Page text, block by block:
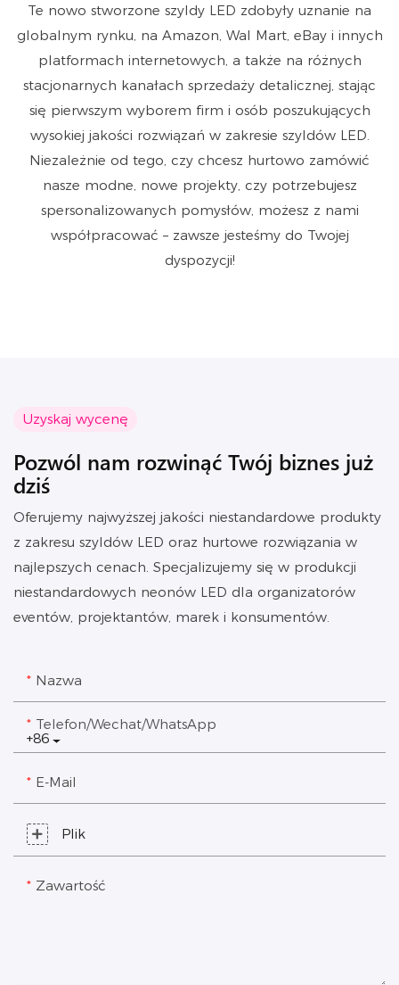
Te nowo stworzone szyldy LED zdobyły uznanie na
globalnym rynku, na Amazon, Wal Mart, eBay i innych
platformach internetowych, a także na różnych
stacjonarnych kanałach sprzedaży detalicznej, stając
się pierwszym wyborem firm i osób poszukujących
wysokiej jakości rozwiązań w zakresie szyldów LED.
Niezależnie od tego, czy chcesz hurtowo zamówić
nasze modne, nowe projekty, czy potrzebujesz
spersonalizowanych pomysłów, możesz z nami
współpracować – zawsze jesteśmy do Twojej
dyspozycji!
Uzyskaj wycenę
Pozwól nam rozwinąć Twój biznes już
dziś
Oferujemy najwyższej jakości niestandardowe produkty
z zakresu szyldów LED oraz hurtowe rozwiązania w
najlepszych cenach. Specjalizujemy się w produkcji
niestandardowych neonów LED dla organizatorów
eventów, projektantów, marek i konsumentów.
Nazwa
+86
Telefon/Wechat/WhatsApp
E-Mail
Plik
Zawartość